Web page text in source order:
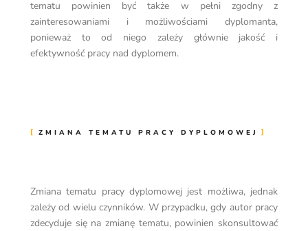
tematu powinien być także w pełni zgodny z
zainteresowaniami i możliwościami dyplomanta,
ponieważ to od niego zależy głównie jakość i
efektywność pracy nad dyplomem.
ZMIANA TEMATU PRACY DYPLOMOWEJ
Zmiana tematu pracy dyplomowej jest możliwa, jednak
zależy od wielu czynników. W przypadku, gdy autor pracy
zdecyduje się na zmianę tematu, powinien skonsultować